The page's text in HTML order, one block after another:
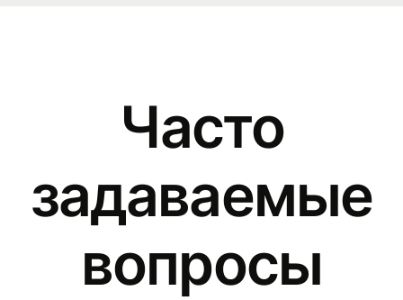
Часто
задаваемые
вопросы